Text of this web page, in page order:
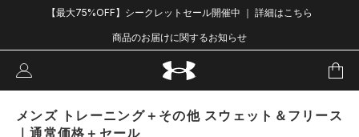
【最大75%OFF】シークレットセール開催中 ｜ 詳細はこちら
商品のお届けに関するお知らせ
メンズ トレーニング＋その他 スウェット＆フリース
｜通常価格＋セール